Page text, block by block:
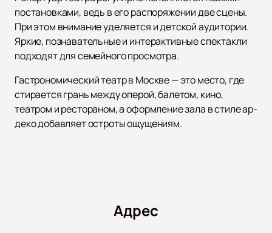
постановками, ведь в его распоряжении две сцены.
При этом внимание уделяется и детской аудитории.
Яркие, познавательные и интерактивные спектакли
подходят для семейного просмотра.
Гастрономический театр в Москве — это место, где
стирается грань между оперой, балетом, кино,
театром и рестораном, а оформление зала в стиле ар-
деко добавляет остроты ощущениям.
Адрес